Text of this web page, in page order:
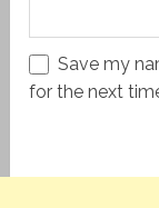
Save my
for the next